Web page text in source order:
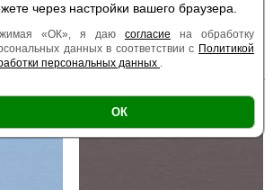
через настройки вашего браузера.
«ОК», я даю согласие на обработку
данных в соответствии с Политикой
персональных данных .
ОК
образец | Поверхность |